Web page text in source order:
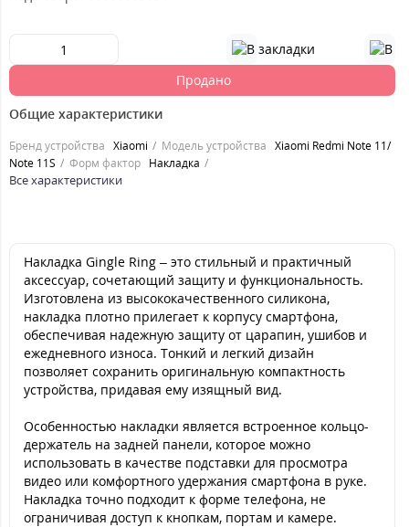
Продано
Общие характеристики
Бренд устройства Xiaomi Модель устройства Xiaomi Redmi Note 11/
Note 11S
Форм фактор Накладка
Все характеристики
Накладка Gingle Ring – это стильный и практичный
аксессуар, сочетающий защиту и функциональность.
Изготовлена из высококачественного силикона,
накладка плотно прилегает к корпусу смартфона,
обеспечивая надежную защиту от царапин, ушибов и
ежедневного износа. Тонкий и легкий дизайн
позволяет сохранить оригинальную компактность
устройства, придавая ему изящный вид.
Особенностью накладки является встроенное кольцо-
держатель на задней панели, которое можно
использовать в качестве подставки для просмотра
видео или комфортного удержания смартфона в руке.
Накладка точно подходит к форме телефона, не
ограничивая доступ к кнопкам, портам и камере.